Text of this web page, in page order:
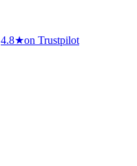
4.8★on Trustpilot